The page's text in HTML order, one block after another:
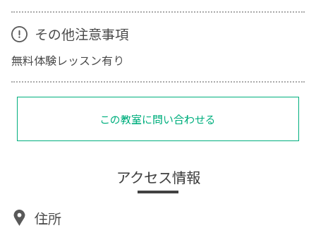
その他注意事項
無料体験レッスン有り
この教室に問い合わせる
アクセス情報
住所